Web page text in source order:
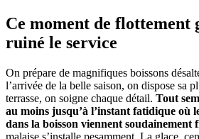
Ce moment de flottement
ruiné le service
On prépare de magnifiques boissons
l’arrivée de la belle saison, on dispose sa
terrasse, on soigne chaque détail. Tout
au moins jusqu’à l’instant fatidique où
dans la boisson viennent soudainement
malaise s’installe pesamment. La glace,